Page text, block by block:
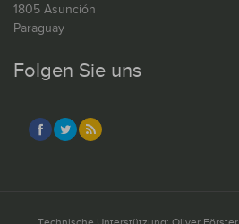
1805 Asunción
Paraguay
Folgen Sie uns